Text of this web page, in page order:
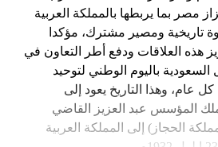
مصر بما يربطها بالمملكة العربية
تاريخية ومصير مشترك، مؤكدا
هذه العلاقات ودفع أطر التعاون في
باليوم الوطني لتوحيد
ايلول من كل عام، وهذا التاريخ يعود إلى
المؤسس عبد العزيز القاضي
الحجاز) إلى المملكة العربية